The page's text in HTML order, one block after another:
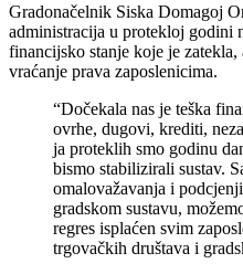
Gradonačelnik Siska Domagoj
administracija u protekloj godini
financijsko stanje koje je
vraćanje prava zaposlenicima.
“Dočekala nas je teška
ovrhe, dugovi, krediti,
ja proteklih smo godinu
bismo stabilizirali sustav.
omalovažavanja i
gradskom sustavu,
regres isplaćen svim
trgovačkih društava i